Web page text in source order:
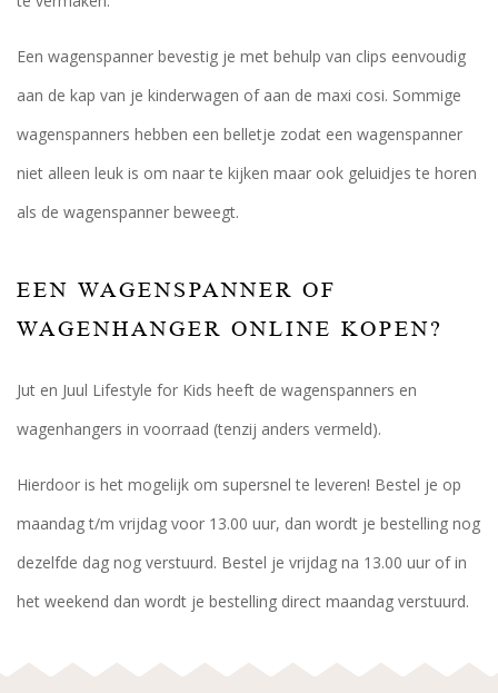
Een wagenspanner bevestig je met behulp van clips eenvoudig
aan de kap van je kinderwagen of aan de maxi cosi. Sommige
wagenspanners hebben een belletje zodat een wagenspanner
niet alleen leuk is om naar te kijken maar ook geluidjes te horen
als de wagenspanner beweegt.
EEN WAGENSPANNER OF
WAGENHANGER ONLINE KOPEN?
Jut en Juul Lifestyle for Kids heeft de wagenspanners en
wagenhangers in voorraad (tenzij anders vermeld).
Hierdoor is het mogelijk om supersnel te leveren! Bestel je op
maandag t/m vrijdag voor 13.00 uur, dan wordt je bestelling nog
dezelfde dag nog verstuurd. Bestel je vrijdag na 13.00 uur of in
het weekend dan wordt je bestelling direct maandag verstuurd.